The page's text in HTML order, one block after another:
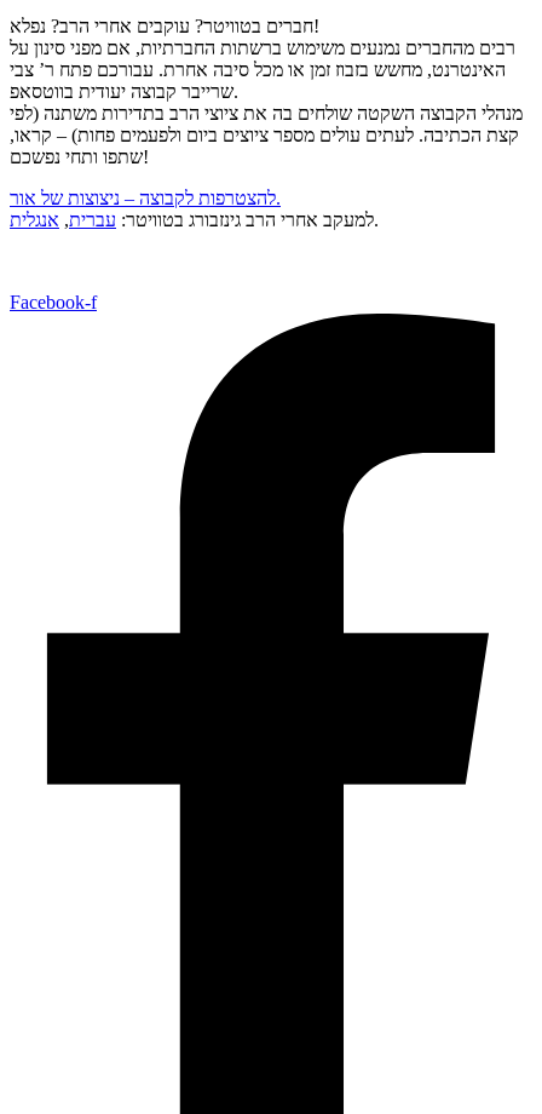
חברים בטוויטר? עוקבים אחרי הרב? נפלא!
רבים מהחברים נמנעים משימוש ברשתות החברתיות, אם מפני סינון על
האינטרנט, מחשש בזבוז זמן או מכל סיבה אחרת. עבורכם פתח ר’ צבי
שרייבר קבוצה יעודית בווטסאפ.
מנהלי הקבוצה השקטה שולחים בה את ציוצי הרב בתדירות משתנה (לפי
קצת הכתיבה. לעתים עולים מספר ציוצים ביום ולפעמים פחות) – קראו,
שתפו ותחי נפשכם!
להצטרפות לקבוצה – ניצוצות של אור.
למעקב אחרי הרב גינזבורג בטוויטר: עברית, אנגלית .
Facebook-f